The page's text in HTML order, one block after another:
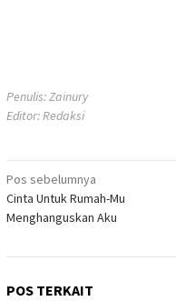
Penulis: Zainury
Editor: Redaksi
Navigasi
pos
Pos sebelumnya
Cinta Untuk Rumah-Mu
Menghanguskan Aku
POS TERKAIT